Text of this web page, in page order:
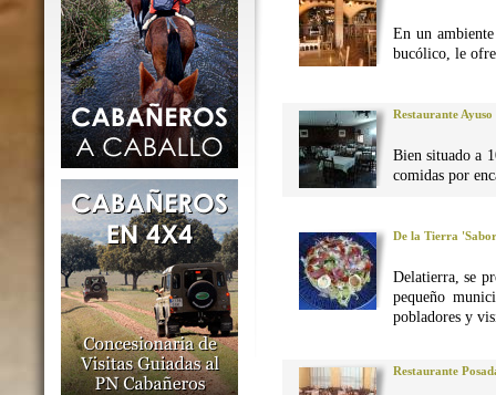
En un
bucólico, le
Restaurante Ayuso
Bien situado a
comidas por
De la Tierra
Delatierra, se
pequeño
pobladores y
Restaurante